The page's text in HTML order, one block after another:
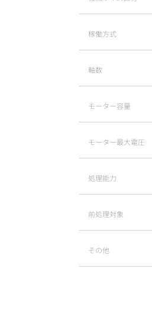
稼働方式
軸数
モーター容量
モーター最大電圧
処理能力
前処理対象
その他